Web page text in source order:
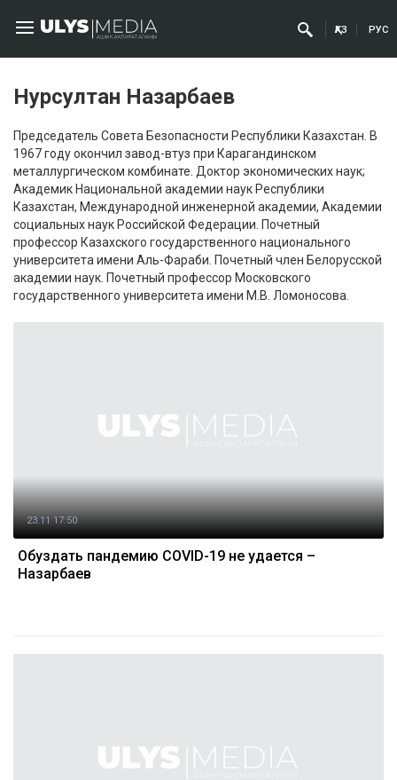
ҚАЗ РУС
Нурсултан Назарбаев
Председатель Совета Безопасности Республики Казахстан. В
1967 году окончил завод-втуз при Карагандинском
металлургическом комбинате. Доктор экономических наук;
Академик Национальной академии наук Республики
Казахстан, Международной инженерной академии, Академии
социальных наук Российской Федерации. Почетный
профессор Казахского государственного национального
университета имени Аль-Фараби. Почетный член Белорусской
академии наук. Почетный профессор Московского
государственного университета имени М.В. Ломоносова.
23.11 17:50
Обуздать пандемию COVID-19 не удается –
Назарбаев